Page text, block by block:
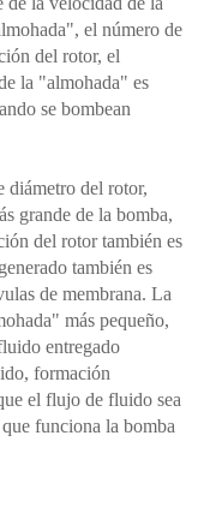
el número de
del rotor, el
la "almohada" es
se bombean
diámetro del rotor,
grande de la bomba,
del rotor también es
también es
de membrana. La
más pequeño,
entregado
formación
el flujo de fluido sea
funciona la bomba